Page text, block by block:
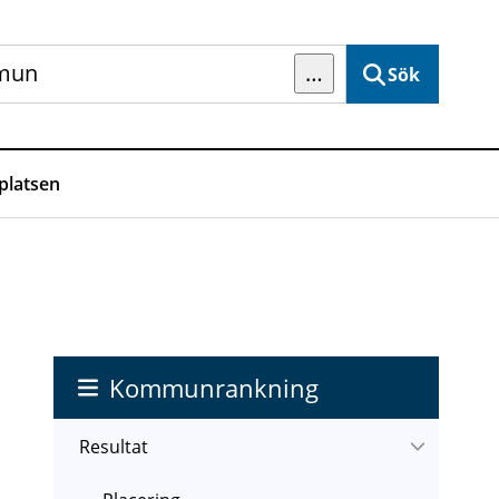
… Sök
Kommunrankning
Resultat